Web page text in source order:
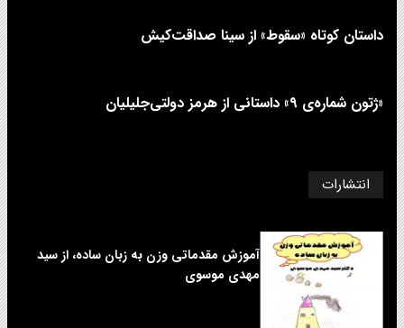
داستان کوتاه «سقوط» از سینا صداقت‌کیش
«ژتون شماره‌ی ۹» داستانی از هرمز دولتی‌جلیلیان
انتشارات
آموزش مقدماتی وزن به زبان ساده، از سید
مهدی موسوی